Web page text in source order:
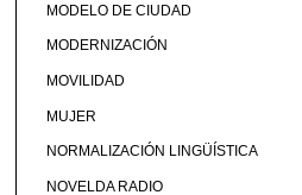
MODELO DE CIUDAD
MODERNIZACIÓN
MOVILIDAD
MUJER
NORMALIZACIÓN LINGÜÍSTICA
NOVELDA RADIO